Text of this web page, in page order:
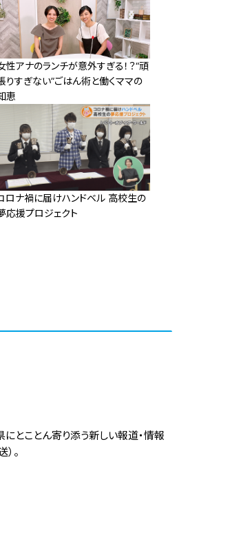
性アナのランチが意外すぎる！？“頑
りすぎない”ごはん術と働くママの
恵
ロナ禍に届けハンドベル 高校生の
応援プロジェクト
とことん寄り添う新しい報道・情報
。